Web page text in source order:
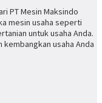
PT Mesin Maksindo
mesin usaha seperti
untuk usaha Anda.
usaha Anda